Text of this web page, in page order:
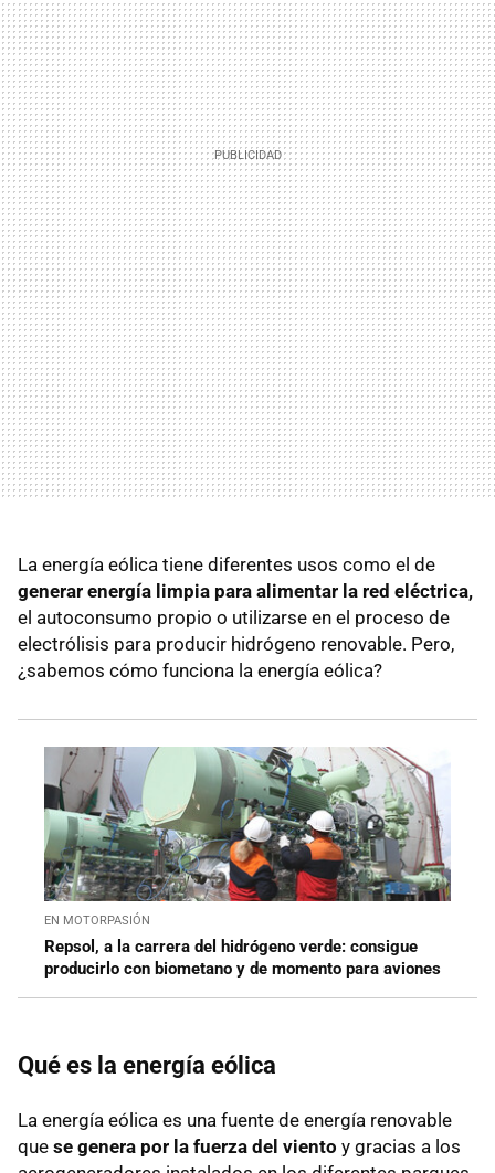
La energía eólica tiene diferentes usos como el de
generar energía limpia para alimentar la red eléctrica,
el autoconsumo propio o utilizarse en el proceso de
electrólisis para producir hidrógeno renovable. Pero,
¿sabemos cómo funciona la energía eólica?
EN MOTORPASIÓN
Repsol, a la carrera del hidrógeno verde: consigue
producirlo con biometano y de momento para aviones
Qué es la energía eólica
La energía eólica es una fuente de energía renovable
que se genera por la fuerza del viento y gracias a los